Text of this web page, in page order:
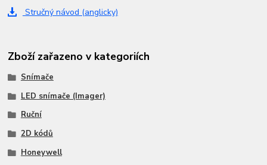
Stručný návod (anglicky)
Zboží zařazeno v kategoriích
Snímače
LED snímače (Imager)
Ruční
2D kódů
Honeywell